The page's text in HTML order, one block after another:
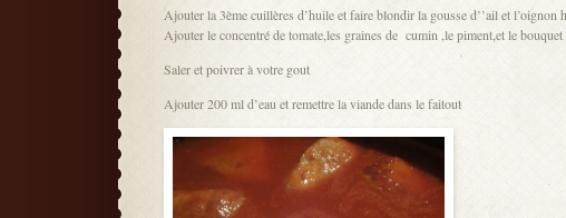
Ajouter la 3ème cuillères d’huile et faire blondir la gousse d’’ail et l’oignon
Ajouter le concentré de tomate,les graines de cumin ,le piment,et le bouquet
Saler et poivrer à votre gout
Ajouter 200 ml d’eau et remettre la viande dans le faitout